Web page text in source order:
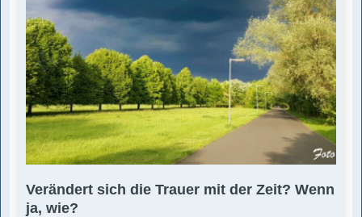
Verändert sich die Trauer mit der Zeit? Wenn
ja, wie?